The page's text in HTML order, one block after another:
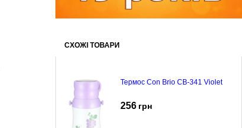
СХОЖІ ТОВАРИ
Термос Con Brio CB-341 Violet
256 грн